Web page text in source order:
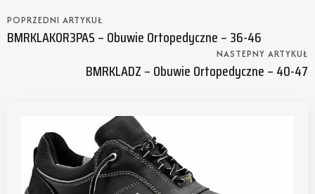
POPRZEDNI ARTYKUŁ
BMRKLAKOR3PAS – Obuwie Ortopedyczne – 36-46
NASTEPNY ARTYKUŁ
BMRKLADZ – Obuwie Ortopedyczne – 40-47